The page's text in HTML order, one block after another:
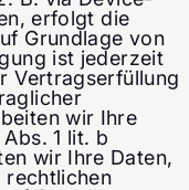
erfolgt die
Grundlage von
ist jederzeit
Vertragserfüllung
wir Ihre
1 lit. b
wir Ihre Daten,
rechtlichen